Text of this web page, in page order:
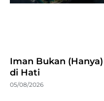
Iman Bukan (Hanya)
di Hati
05/08/2026